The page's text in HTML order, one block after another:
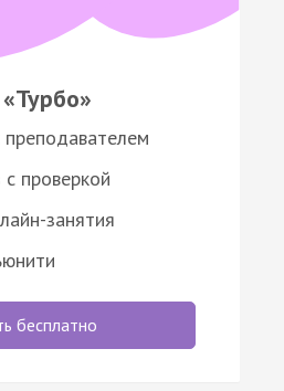
проверкой
занятия
бесплатно